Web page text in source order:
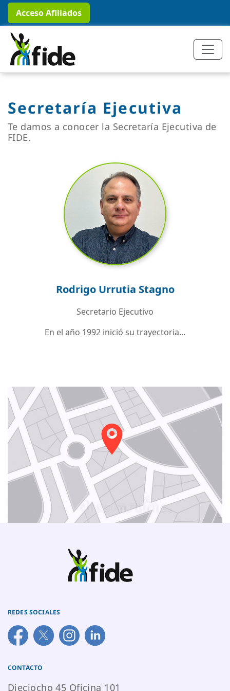
Acceso Afiliados
Secretaría Ejecutiva
Te damos a conocer la Secretaría Ejecutiva de
FIDE.
Rodrigo Urrutia Stagno
Secretario Ejecutivo
En el año 1992 inició su trayectoria...
REDES SOCIALES
CONTACTO
Dieciocho 45 Oficina 101